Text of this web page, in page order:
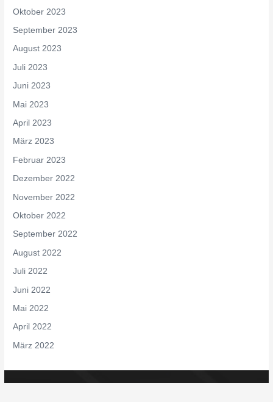
Oktober 2023
September 2023
August 2023
Juli 2023
Juni 2023
Mai 2023
April 2023
März 2023
Februar 2023
Dezember 2022
November 2022
Oktober 2022
September 2022
August 2022
Juli 2022
Juni 2022
Mai 2022
April 2022
März 2022